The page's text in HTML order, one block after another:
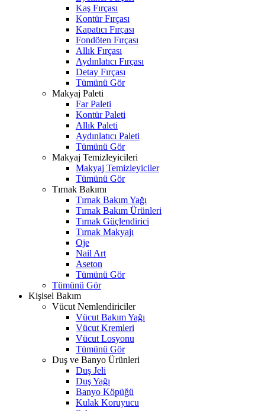
Kaş Fırçası
Kontür Fırçası
Kapatıcı Fırçası
Fondöten Fırçası
Allık Fırçası
Aydınlatıcı Fırçası
Detay Fırçası
Tümünü Gör
Makyaj Paleti
Far Paleti
Kontür Paleti
Allık Paleti
Aydınlatıcı Paleti
Tümünü Gör
Makyaj Temizleyicileri
Makyaj Temizleyiciler
Tümünü Gör
Tırnak Bakımı
Tırnak Bakım Yağı
Tırnak Bakım Ürünleri
Tırnak Güçlendirici
Tırnak Makyajı
Oje
Nail Art
Aseton
Tümünü Gör
Tümünü Gör
Kişisel Bakım
Vücut Nemlendiriciler
Vücut Bakım Yağı
Vücut Kremleri
Vücut Losyonu
Tümünü Gör
Duş ve Banyo Ürünleri
Duş Jeli
Duş Yağı
Banyo Köpüğü
Kulak Koruyucu